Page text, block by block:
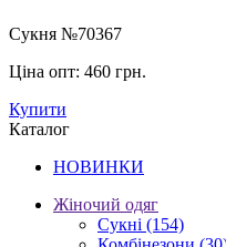
Сукня №70367
Ціна опт: 460 грн.
Купити
Каталог
НОВИНКИ
Жіночий одяг
Сукні (154)